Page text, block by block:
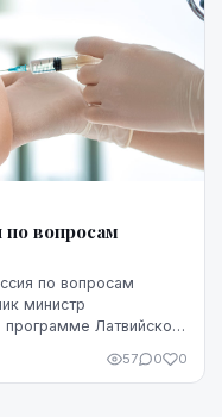
вопросам
по вопросам
министр
Латвийского
57 0 0